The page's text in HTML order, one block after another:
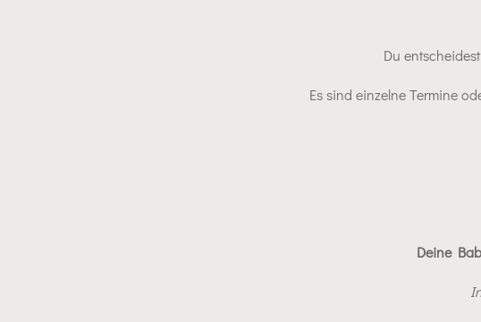
Du
Es sind einzelne Termine
Deine